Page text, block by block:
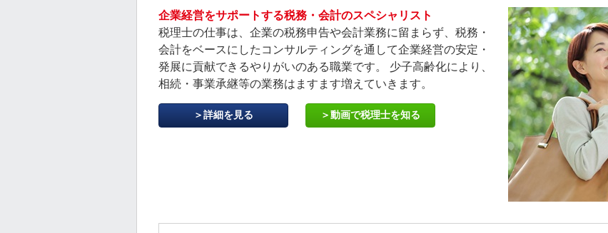
企業経営をサポートする税務・会計のスペシャリスト
税理士の仕事は、企業の税務申告や会計業務に留まらず、税務・
会計をベースにしたコンサルティングを通して企業経営の安定・
発展に貢献できるやりがいのある職業です。 少子高齢化により、
相続・事業承継等の業務はますます増えていきます。
＞詳細を見る ＞動画で税理士を知る